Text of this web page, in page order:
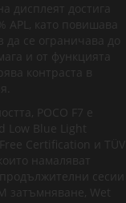
дисплеят достига
като повишава
да се ограничава до
и от функцията
контраста в
POCO F7 е
Low Blue Light
Certification и TÜV
намаляват
сесии
затъмняване, Wet